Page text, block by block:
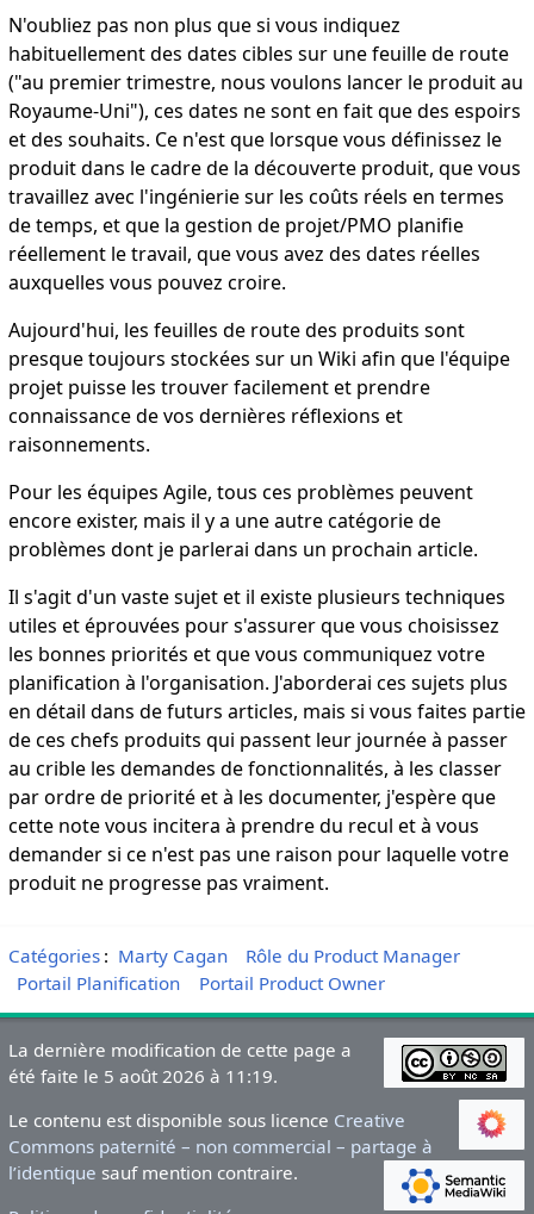
N'oubliez pas non plus que si vous indiquez
habituellement des dates cibles sur une feuille de route
("au premier trimestre, nous voulons lancer le produit au
Royaume-Uni"), ces dates ne sont en fait que des espoirs
et des souhaits. Ce n'est que lorsque vous définissez le
produit dans le cadre de la découverte produit, que vous
travaillez avec l'ingénierie sur les coûts réels en termes
de temps, et que la gestion de projet/PMO planifie
réellement le travail, que vous avez des dates réelles
auxquelles vous pouvez croire.
Aujourd'hui, les feuilles de route des produits sont
presque toujours stockées sur un Wiki afin que l'équipe
projet puisse les trouver facilement et prendre
connaissance de vos dernières réflexions et
raisonnements.
Pour les équipes Agile, tous ces problèmes peuvent
encore exister, mais il y a une autre catégorie de
problèmes dont je parlerai dans un prochain article.
Il s'agit d'un vaste sujet et il existe plusieurs techniques
utiles et éprouvées pour s'assurer que vous choisissez
les bonnes priorités et que vous communiquez votre
planification à l'organisation. J'aborderai ces sujets plus
en détail dans de futurs articles, mais si vous faites partie
de ces chefs produits qui passent leur journée à passer
au crible les demandes de fonctionnalités, à les classer
par ordre de priorité et à les documenter, j'espère que
cette note vous incitera à prendre du recul et à vous
demander si ce n'est pas une raison pour laquelle votre
produit ne progresse pas vraiment.
Catégories: Marty Cagan
Rôle du Product Manager
Portail Planification
Portail Product Owner
La dernière modification de cette page a
été faite le 5 août 2026 à 11:19.
Le contenu est disponible sous licence Creative
Commons paternité – non commercial – partage à
l’identique sauf mention contraire.